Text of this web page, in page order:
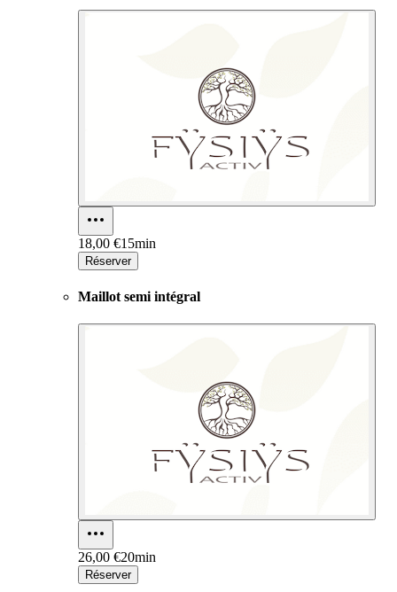
18,00 €15min
Réserver
Maillot semi intégral
26,00 €20min
Réserver